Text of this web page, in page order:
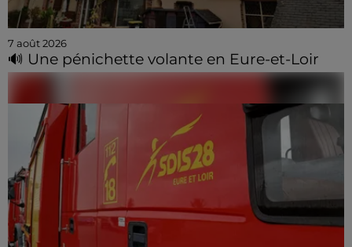
7 août 2026
🔊 Une pénichette volante en Eure-et-Loir